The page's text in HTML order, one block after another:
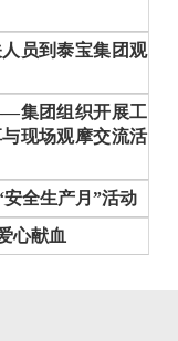
员到泰宝集团观
集团组织开展工
现场观摩交流活
全生产月”活动
心献血